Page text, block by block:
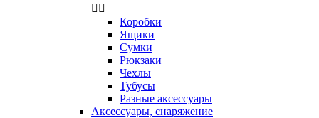
 
Коробки
Ящики
Сумки
Рюкзаки
Чехлы
Тубусы
Разные аксессуары
Аксессуары, снаряжение